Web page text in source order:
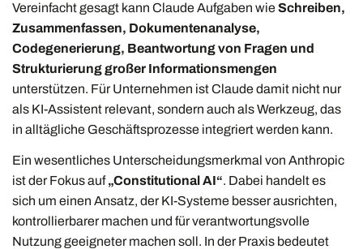
Vereinfacht gesagt kann Claude Aufgaben wieSchreiben,
Zusammenfassen, Dokumentenanalyse,
Codegenerierung, Beantwortung von Fragen und
Strukturierung großer Informationsmengen
unterstützen. Für Unternehmen ist Claude damit nicht nur
als KI-Assistent relevant, sondern auch als Werkzeug, das
in alltägliche Geschäftsprozesse integriert werden kann.
Ein wesentliches Unterscheidungsmerkmal von Anthropic
ist der Fokus auf„Constitutional AI“. Dabei handelt es
sich um einen Ansatz, der KI-Systeme besser ausrichten,
kontrollierbarer machen und für verantwortungsvolle
Nutzung geeigneter machen soll. In der Praxis bedeutet